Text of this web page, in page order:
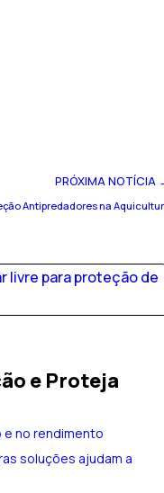
PRÓXIMA NOTÍCIA
Antipredadores na
e Proteja
no rendimento
soluções ajudam a